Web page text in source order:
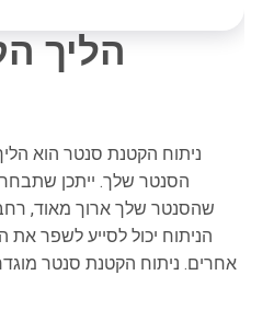
הליך
ניתוח הקטנת סנטר הוא
הסנטר שלך. ייתכן
שהסנטר שלך ארוך מאוד,
הניתוח יכול לסייע לשפר את
אחרים. ניתוח הקטנת סנטר